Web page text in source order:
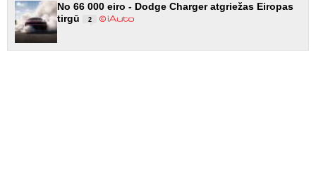
No 66 000 eiro - Dodge Charger atgriežas Eiropas
tirgū
2